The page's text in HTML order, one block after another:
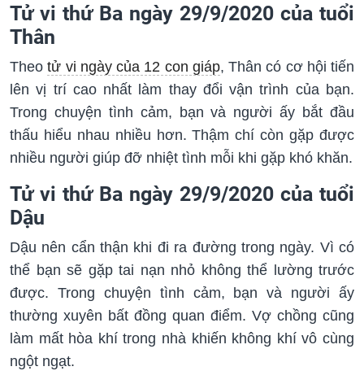
Tử vi thứ Ba ngày 29/9/2020 của tuổi
Thân
Theotử vi ngày của 12 con giáp, Thân có cơ hội tiến
lên vị trí cao nhất làm thay đổi vận trình của bạn.
Trong chuyện tình cảm, bạn và người ấy bắt đầu
thấu hiểu nhau nhiều hơn. Thậm chí còn gặp được
nhiều người giúp đỡ nhiệt tình mỗi khi gặp khó khăn.
Tử vi thứ Ba ngày 29/9/2020 của tuổi
Dậu
Dậu nên cẩn thận khi đi ra đường trong ngày. Vì có
thể bạn sẽ gặp tai nạn nhỏ không thể lường trước
được. Trong chuyện tình cảm, bạn và người ấy
thường xuyên bất đồng quan điểm. Vợ chồng cũng
làm mất hòa khí trong nhà khiến không khí vô cùng
ngột ngạt.